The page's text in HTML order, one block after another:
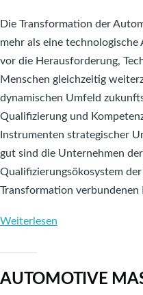
Perspektiven
Die Transformation der
mehr als eine
vor die Herausforderung,
Menschen gleichzeitig
dynamischen Umfeld
Qualifizierung und
Instrumenten strategischer
gut sind die Unternehmen
Qualifizierungsökosystem
Transformation
Weiterlesen
die
AUTOMOTIVE